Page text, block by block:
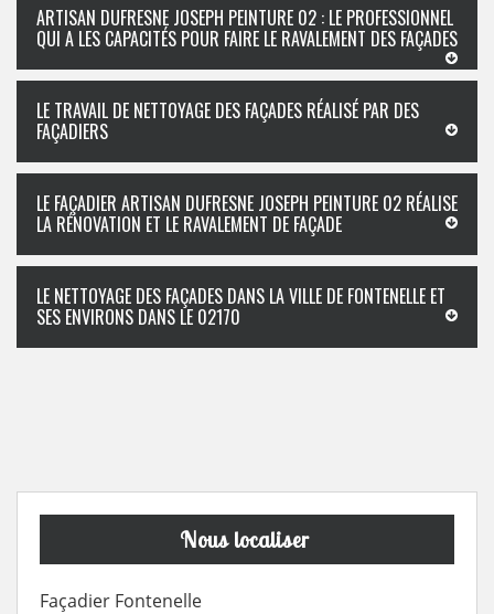
ARTISAN DUFRESNE JOSEPH PEINTURE 02 : LE PROFESSIONNEL
QUI A LES CAPACITÉS POUR FAIRE LE RAVALEMENT DES FAÇADES
LE TRAVAIL DE NETTOYAGE DES FAÇADES RÉALISÉ PAR DES
FAÇADIERS
LE FAÇADIER ARTISAN DUFRESNE JOSEPH PEINTURE 02 RÉALISE
LA RÉNOVATION ET LE RAVALEMENT DE FAÇADE
LE NETTOYAGE DES FAÇADES DANS LA VILLE DE FONTENELLE ET
SES ENVIRONS DANS LE 02170
Nous localiser
Façadier Fontenelle